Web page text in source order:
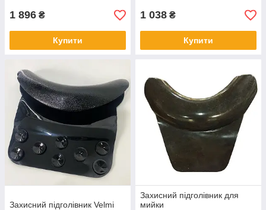
1 896 ₴
Купити
1 038 ₴
Купити
Захисний підголівник Velmi
Захисний підголівник для
мийки